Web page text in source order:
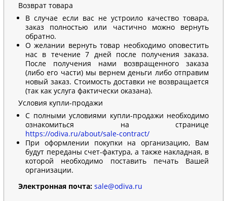
Возврат товара
В случае если вас не устроило качество товара,
заказ полностью или частично можно вернуть
обратно.
О желании вернуть товар необходимо оповестить
нас в течение 7 дней после получения заказа.
После получения нами возвращенного заказа
(либо его части) мы вернем деньги либо отправим
новый заказ. Стоимость доставки не возвращается
(так как услуга фактически оказана).
Условия купли-продажи
С полными условиями купли-продажи необходимо
ознакомиться на странице
https://odiva.ru/about/sale-contract/
При оформлении покупки на организацию, Вам
будут переданы счет-фактура, а также накладная, в
которой необходимо поставить печать Вашей
организации.
Электронная почта: sale@odiva.ru